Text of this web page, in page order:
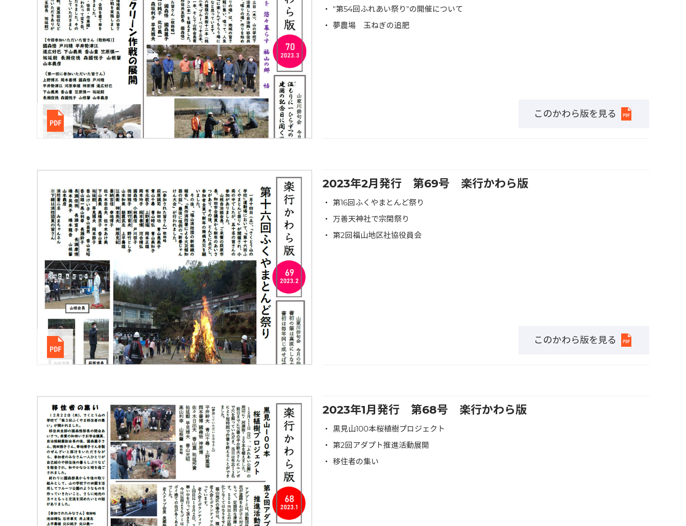
"第54回ふれあい祭り"の開催について
夢農場 玉ねぎの追肥
このかわら版を見る
2023年2月発行 第69号 楽行かわら版
第16回ふくやまとんど祭り
万善天神社で宗閑祭り
第2回福山地区社協役員会
このかわら版を見る
2023年1月発行 第68号 楽行かわら版
黒見山100本桜植樹プロジェクト
第2回アダプト推進活動展開
移住者の集い